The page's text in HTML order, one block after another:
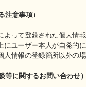
注意事項）
よって登録された個人情
にユーザー本人が自発的
人情報の登録箇所以外の
等に関するお問い合わせ）